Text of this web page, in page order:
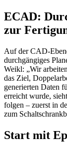
ECAD:
zur
Auf der CAD-
durchgängiges
Weikl: „Wir
das Ziel,
generierten Daten
erreicht wurde,
folgen – zuerst in
zum
Start mit